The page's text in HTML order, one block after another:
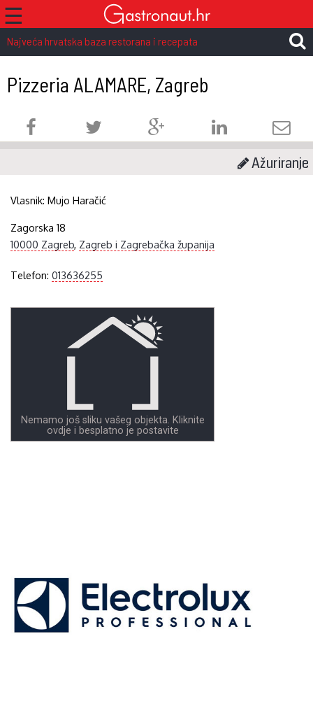
☰
Najveća hrvatska baza restorana i recepata
Pizzeria ALAMARE, Zagreb
Ažuriranje
Vlasnik:Mujo Haračić
Zagorska 18
10000 Zagreb, Zagreb i Zagrebačka županija
Telefon:013636255
Nemamo još sliku vašeg objekta. Kliknite
ovdje i besplatno je postavite